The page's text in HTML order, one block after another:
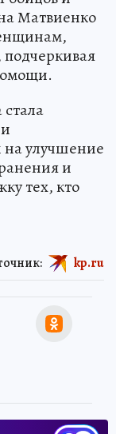
Матвиенко
улучшение
и
тех, кто
kp.ru